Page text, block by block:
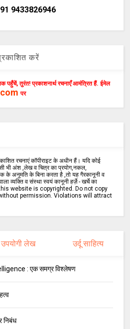
9433826946
करें
पहुँचें, तुरंत! प्रकाशनार्थ रचनाएँ आमंत्रित हैं. ईमेल
पर
रचनाएं कॉपीराइट के अधीन हैं। यदि कोई
भी अंश ,लेख व चित्र का प्रयोग,नकल,
के अनुमति के बिना करता है ,तो यह गैरकानूनी व
व्यक्ति व संस्था स्वयं कानूनी हर्ज़े - खर्चे का
this website is copyrighted. Do not copy
permission. Violations will attract
उपयोगी लेख उर्दू साहित्य
: एक समग्र विश्लेषण
निबंध